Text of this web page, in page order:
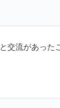
交流があった